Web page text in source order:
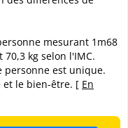
mesurant 1m68
kg selon l'IMC.
personne est unique.
le bien-être. [ En